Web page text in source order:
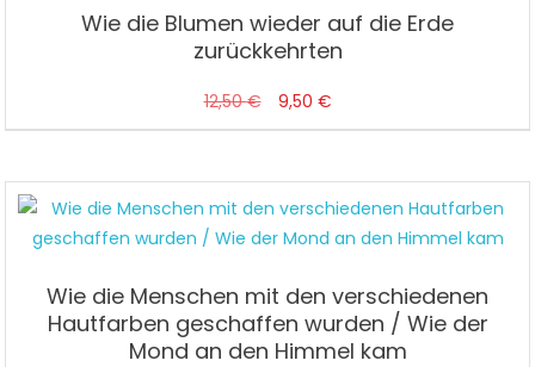
Wie die Blumen wieder auf die Erde
zurückkehrten
12,50€
Ursprünglicher
Preis
12,50 €
9,50 €Aktueller
Preis
9,50 €.
Wie die Menschen mit den verschiedenen
Hautfarben geschaffen wurden / Wie der
Mond an den Himmel kam